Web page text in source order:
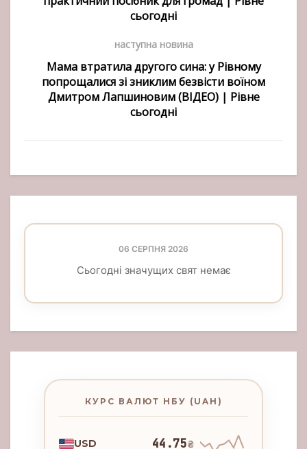
сьогодні
наступна новина
Мама втратила другого сина: у Рівному
попрощалися зі зниклим безвісти воїном
Дмитром Лапшиновим (ВІДЕО) | Рівне
сьогодні
06 СЕРПНЯ 2026
Сьогодні значущих свят немає
КУРС ВАЛЮТ НБУ (UAH)
USD 44.75₴